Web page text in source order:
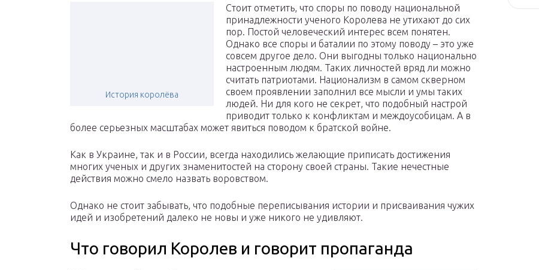
История королёва
Стоит отметить, что споры по поводу национальной
принадлежности ученого Королева не утихают до сих
пор. Постой человеческий интерес всем понятен.
Однако все споры и баталии по этому поводу – это уже
совсем другое дело. Они выгодны только национально
настроенным людям. Таких личностей вряд ли можно
считать патриотами. Национализм в самом скверном
своем проявлении заполнил все мысли и умы таких
людей. Ни для кого не секрет, что подобный настрой
приводит только к конфликтам и междоусобицам. А в
более серьезных масштабах может явиться поводом к братской войне.
Как в Украине, так и в России, всегда находились желающие приписать достижения
многих ученых и других знаменитостей на сторону своей страны. Такие нечестные
действия можно смело назвать воровством.
Однако не стоит забывать, что подобные переписывания истории и присваивания чужих
идей и изобретений далеко не новы и уже никого не удивляют.
Что говорил Королев и говорит пропаганда